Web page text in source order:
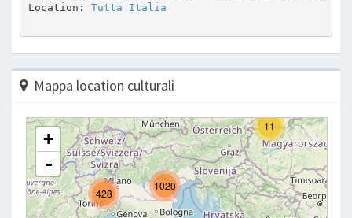
Location: Tutta Italia
Mappa location culturali